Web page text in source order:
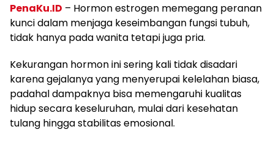
PenaKu.ID – Hormon estrogen memegang peranan
kunci dalam menjaga keseimbangan fungsi tubuh,
tidak hanya pada wanita tetapi juga pria.
Kekurangan hormon ini sering kali tidak disadari
karena gejalanya yang menyerupai kelelahan biasa,
padahal dampaknya bisa memengaruhi kualitas
hidup secara keseluruhan, mulai dari kesehatan
tulang hingga stabilitas emosional.